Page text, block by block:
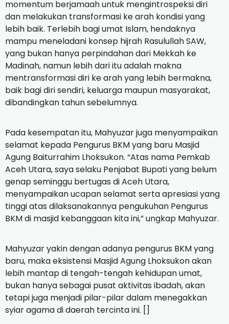
momentum berjamaah untuk mengintrospeksi diri
dan melakukan transformasi ke arah kondisi yang
lebih baik. Terlebih bagi umat Islam, hendaknya
mampu meneladani konsep hijrah Rasulullah SAW,
yang bukan hanya perpindahan dari Mekkah ke
Madinah, namun lebih dari itu adalah makna
mentransformasi diri ke arah yang lebih bermakna,
baik bagi diri sendiri, keluarga maupun masyarakat,
dibandingkan tahun sebelumnya.
Pada kesempatan itu, Mahyuzar juga menyampaikan
selamat kepada Pengurus BKM yang baru Masjid
Agung Baiturrahim Lhoksukon. “Atas nama Pemkab
Aceh Utara, saya selaku Penjabat Bupati yang belum
genap seminggu bertugas di Aceh Utara,
menyampaikan ucapan selamat serta apresiasi yang
tinggi atas dilaksanakannya pengukuhan Pengurus
BKM di masjid kebanggaan kita ini,” ungkap Mahyuzar.
Mahyuzar yakin dengan adanya pengurus BKM yang
baru, maka eksistensi Masjid Agung Lhoksukon akan
lebih mantap di tengah-tengah kehidupan umat,
bukan hanya sebagai pusat aktivitas ibadah, akan
tetapi juga menjadi pilar-pilar dalam menegakkan
syiar agama di daerah tercinta ini. []